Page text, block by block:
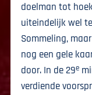
doelman tot
uiteindelijk wel
Sommeling,
nog een gele
door. In de 29e
verdiende